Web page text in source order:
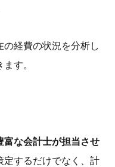
経費の状況を分析し
す。
な会計士が担当させ
定するだけでなく、計